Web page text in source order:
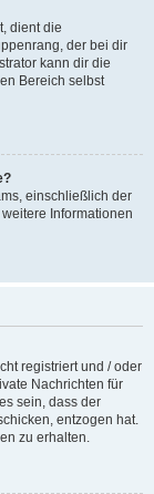
dient die
der bei dir
kann dir die
Bereich selbst
einschließlich der
Informationen
registriert und / oder
Nachrichten für
sein, dass der
entzogen hat.
zu erhalten.